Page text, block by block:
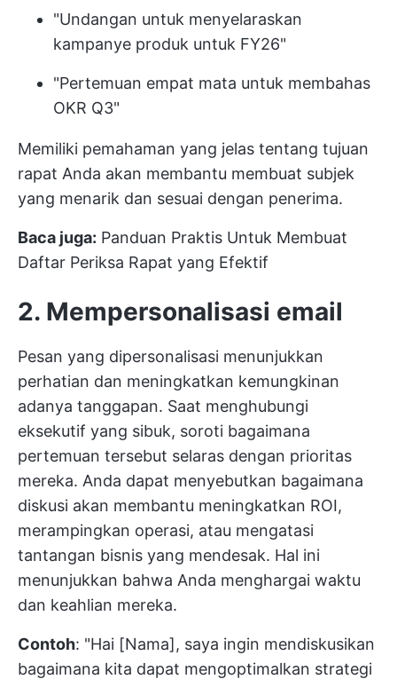
"Undangan untuk menyelaraskan
kampanye produk untuk FY26"
"Pertemuan empat mata untuk membahas
OKR Q3"
Memiliki pemahaman yang jelas tentang tujuan
rapat Anda akan membantu membuat subjek
yang menarik dan sesuai dengan penerima.
Baca juga: Panduan Praktis Untuk Membuat
Daftar Periksa Rapat yang Efektif
2. Mempersonalisasi email
Pesan yang dipersonalisasi menunjukkan
perhatian dan meningkatkan kemungkinan
adanya tanggapan. Saat menghubungi
eksekutif yang sibuk, soroti bagaimana
pertemuan tersebut selaras dengan prioritas
mereka. Anda dapat menyebutkan bagaimana
diskusi akan membantu meningkatkan ROI,
merampingkan operasi, atau mengatasi
tantangan bisnis yang mendesak. Hal ini
menunjukkan bahwa Anda menghargai waktu
dan keahlian mereka.
Contoh: "Hai [Nama], saya ingin mendiskusikan
bagaimana kita dapat mengoptimalkan strategi